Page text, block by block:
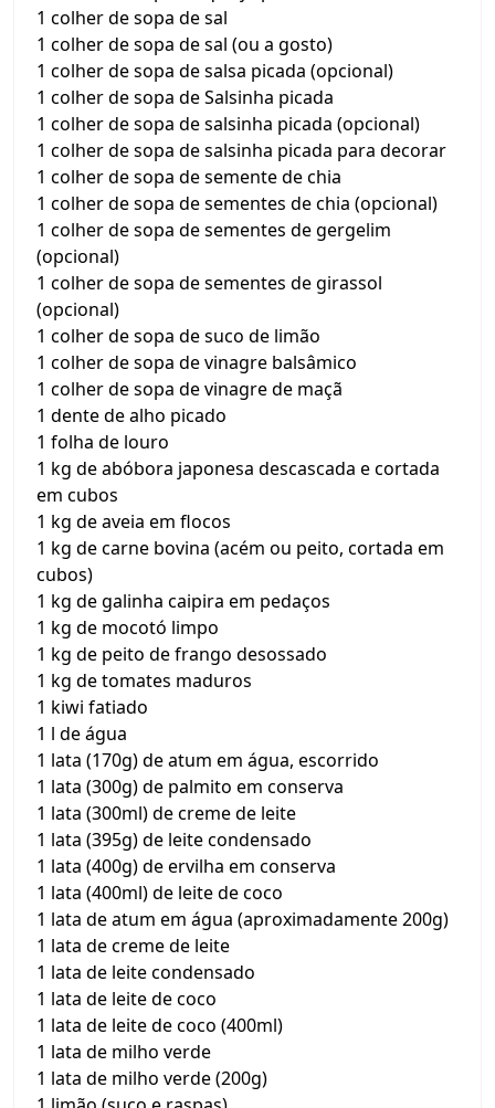
1 colher de sopa de sal
1 colher de sopa de sal (ou a gosto)
1 colher de sopa de salsa picada (opcional)
1 colher de sopa de Salsinha picada
1 colher de sopa de salsinha picada (opcional)
1 colher de sopa de salsinha picada para decorar
1 colher de sopa de semente de chia
1 colher de sopa de sementes de chia (opcional)
1 colher de sopa de sementes de gergelim
(opcional)
1 colher de sopa de sementes de girassol
(opcional)
1 colher de sopa de suco de limão
1 colher de sopa de vinagre balsâmico
1 colher de sopa de vinagre de maçã
1 dente de alho picado
1 folha de louro
1 kg de abóbora japonesa descascada e cortada
em cubos
1 kg de aveia em flocos
1 kg de carne bovina (acém ou peito, cortada em
cubos)
1 kg de galinha caipira em pedaços
1 kg de mocotó limpo
1 kg de peito de frango desossado
1 kg de tomates maduros
1 kiwi fatiado
1 l de água
1 lata (170g) de atum em água, escorrido
1 lata (300g) de palmito em conserva
1 lata (300ml) de creme de leite
1 lata (395g) de leite condensado
1 lata (400g) de ervilha em conserva
1 lata (400ml) de leite de coco
1 lata de atum em água (aproximadamente 200g)
1 lata de creme de leite
1 lata de leite condensado
1 lata de leite de coco
1 lata de leite de coco (400ml)
1 lata de milho verde
1 lata de milho verde (200g)